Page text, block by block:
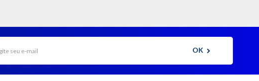
OK